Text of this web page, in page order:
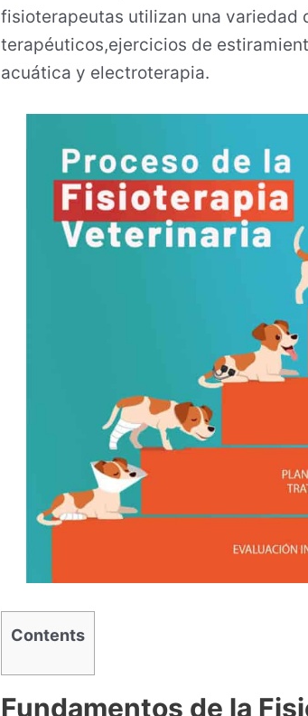
fisioterapeutas utilizan una variedad
terapéuticos,ejercicios de
acuática y electroterapia.
Contents
Fundamentos de la